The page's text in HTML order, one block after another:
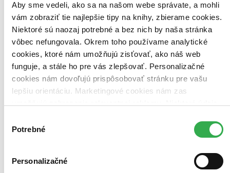
Aby sme vedeli, ako sa na našom webe správate, a mohli
vám zobraziť tie najlepšie tipy na knihy, zbierame cookies.
Niektoré sú naozaj potrebné a bez nich by naša stránka
vôbec nefungovala. Okrem toho používame analytické
cookies, ktoré nám umožňujú zisťovať, ako náš web
funguje, a stále ho pre vás zlepšovať. Personalizačné
cookies nám dovoľujú prispôsobovať stránku pre vašu
lepšiu orientáciu. Marketingové cookies nám zas
keby sme mohli používať všetky tieto cookies. Ďakujeme!
súhlasu
Potrebné
Personalizačné